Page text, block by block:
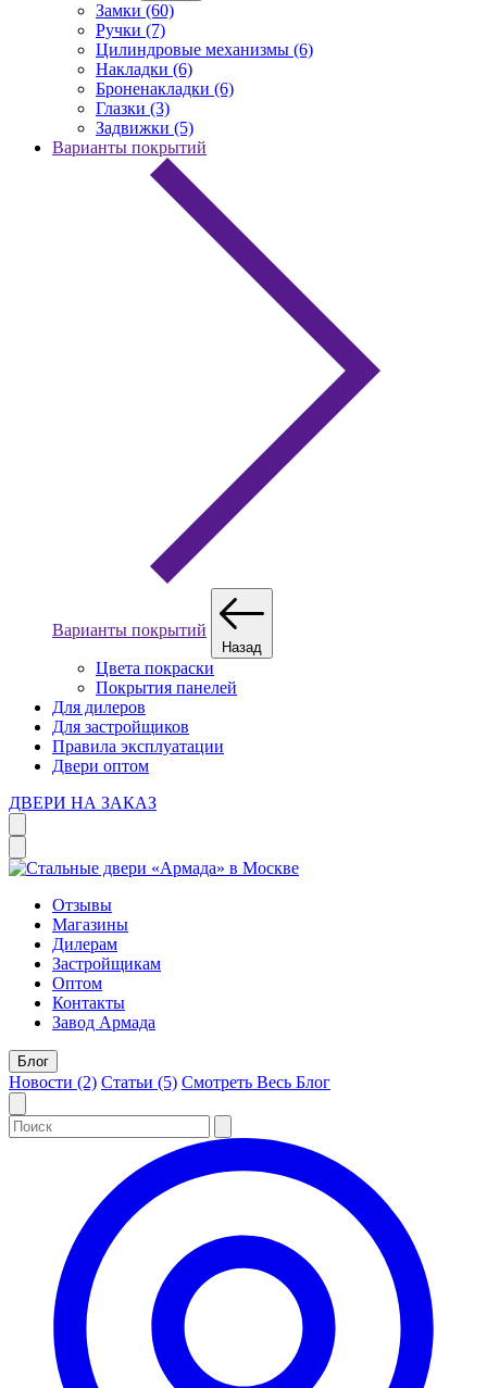
Замки (60)
Ручки (7)
Цилиндровые механизмы (6)
Накладки (6)
Броненакладки (6)
Глазки (3)
Задвижки (5)
Варианты покрытий
Варианты покрытий
Назад
Цвета покраски
Покрытия панелей
Для дилеров
Для застройщиков
Правила эксплуатации
Двери оптом
ДВЕРИ НА ЗАКАЗ
Отзывы
Магазины
Дилерам
Застройщикам
Оптом
Контакты
Завод Армада
Блог
Новости (2) Статьи (5) Смотреть Весь Блог